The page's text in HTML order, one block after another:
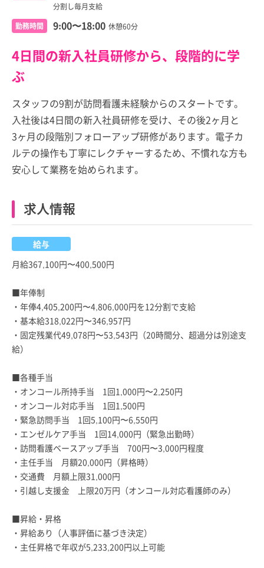
分割し毎月支給
勤務時間
9:00〜18:00 休憩60分
4日間の新入社員研修から、段階的に学
ぶ
スタッフの9割が訪問看護未経験からのスタートです。
入社後は4日間の新入社員研修を受け、その後2ヶ月と
3ヶ月の段階別フォローアップ研修があります。電子カ
ルテの操作も丁寧にレクチャーするため、不慣れな方も
安心して業務を始められます。
求人情報
給与
月給367,100円〜400,500円
■年俸制
・年俸4,405,200円〜4,806,000円を12分割で支給
・基本給318,022円〜346,957円
・固定残業代49,078円〜53,543円（20時間分、超過分は別途支
給）
■各種手当
・オンコール所持手当 1回1,000円〜2,250円
・オンコール対応手当 1回1,500円
・緊急訪問手当 1回5,100円〜6,550円
・エンゼルケア手当 1回14,000円（緊急出勤時）
・訪問看護ベースアップ手当 700円〜3,000円程度
・主任手当 月額20,000円（昇格時）
・交通費 月額上限31,000円
・引越し支援金 上限20万円（オンコール対応看護師のみ）
■昇給・昇格
・昇給あり（人事評価に基づき決定）
・主任昇格で年収が5,233,200円以上可能